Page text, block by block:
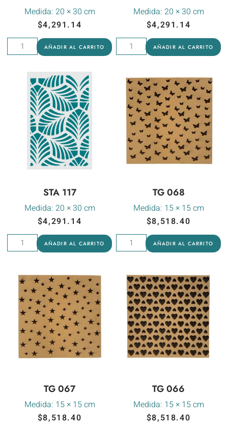
Medida: 20 × 30 cm
$4,291.14
AÑADIR AL CARRITO
Medida: 20 × 30 cm
$4,291.14
AÑADIR AL CARRITO
STA 117
Medida: 20 × 30 cm
$4,291.14
AÑADIR AL CARRITO
TG 068
Medida: 15 × 15 cm
$8,518.40
AÑADIR AL CARRITO
TG 067
Medida: 15 × 15 cm
$8,518.40
TG 066
Medida: 15 × 15 cm
$8,518.40